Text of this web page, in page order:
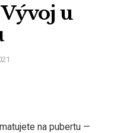
u
na pubertu —